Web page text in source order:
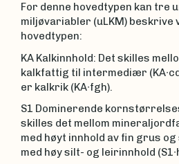
For denne hovedtypen kan tre
miljøvariabler (uLKM)
hovedtypen:
KA Kalkinnhold: Det skilles
kalkfattig til intermediær
er kalkrik (KA∙fgh).
S1 Dominerende
skilles det mellom
med høyt innhold av fin grus og
med høy silt- og leirinnhold